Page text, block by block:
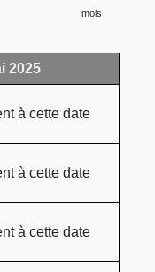
mois
2025
à cette date
à cette date
à cette date